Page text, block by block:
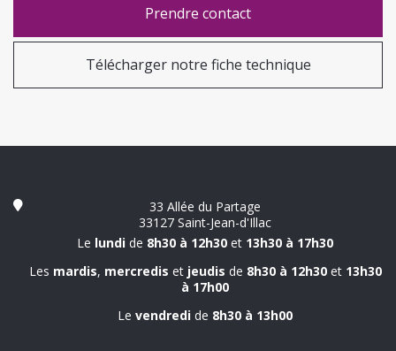
Prendre contact
Télécharger notre fiche technique
33 Allée du Partage
33127 Saint-Jean-d'Illac
Le lundi de 8h30 à 12h30 et 13h30 à 17h30
Les mardis, mercredis et jeudis de 8h30 à 12h30et 13h30
à 17h00
Le vendredi de 8h30 à 13h00